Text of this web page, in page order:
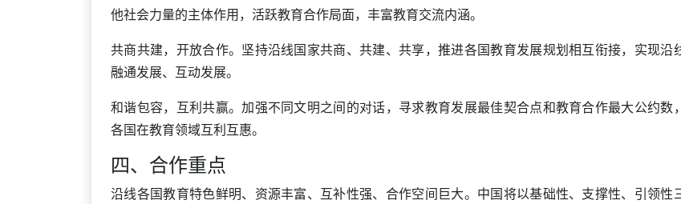
他社会力量的主体作用，活跃教育合作局面，丰富教育交流内涵。
共商共建，开放合作。坚持沿线国家共商、共建、共享，推进各国教育发展规划相互衔接，实现沿
融通发展、互动发展。
和谐包容，互利共赢。加强不同文明之间的对话，寻求教育发展最佳契合点和教育合作最大公约数
各国在教育领域互利互惠。
四、合作重点
沿线各国教育特色鲜明、资源丰富、互补性强、合作空间巨大。中国将以基础性、支撑性、引领性